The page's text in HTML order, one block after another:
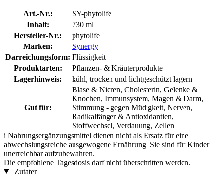
Art.-Nr.:
SY-phytolife
Inhalt:
730 ml
Hersteller-Nr.:
phytolife
Marken:
Synergy
Darreichungsform: Flüssigkeit
Produktarten:
Pflanzen- & Kräuterprodukte
Lagerhinweis:
kühl, trocken und lichtgeschützt lagern
Gut für:
Blase & Nieren, Cholesterin, Gelenke &
Knochen, Immunsystem, Magen & Darm,
Stimmung - gegen Müdigkeit, Nerven,
Radikalfänger & Antioxidantien,
Stoffwechsel, Verdauung, Zellen
i Nahrungsergänzungsmittel dienen nicht als Ersatz für eine
abwechslungsreiche ausgewogene Ernährung. Sie sind für Kinder
unerreichbar aufzubewahren.
Die empfohlene Tagesdosis darf nicht überschritten werden.
Zutaten